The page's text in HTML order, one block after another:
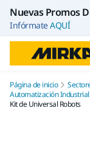
Nuevas Promos
InfórmateAQUÍ
Página de inicio
Automatización
Kit de Universal Robots